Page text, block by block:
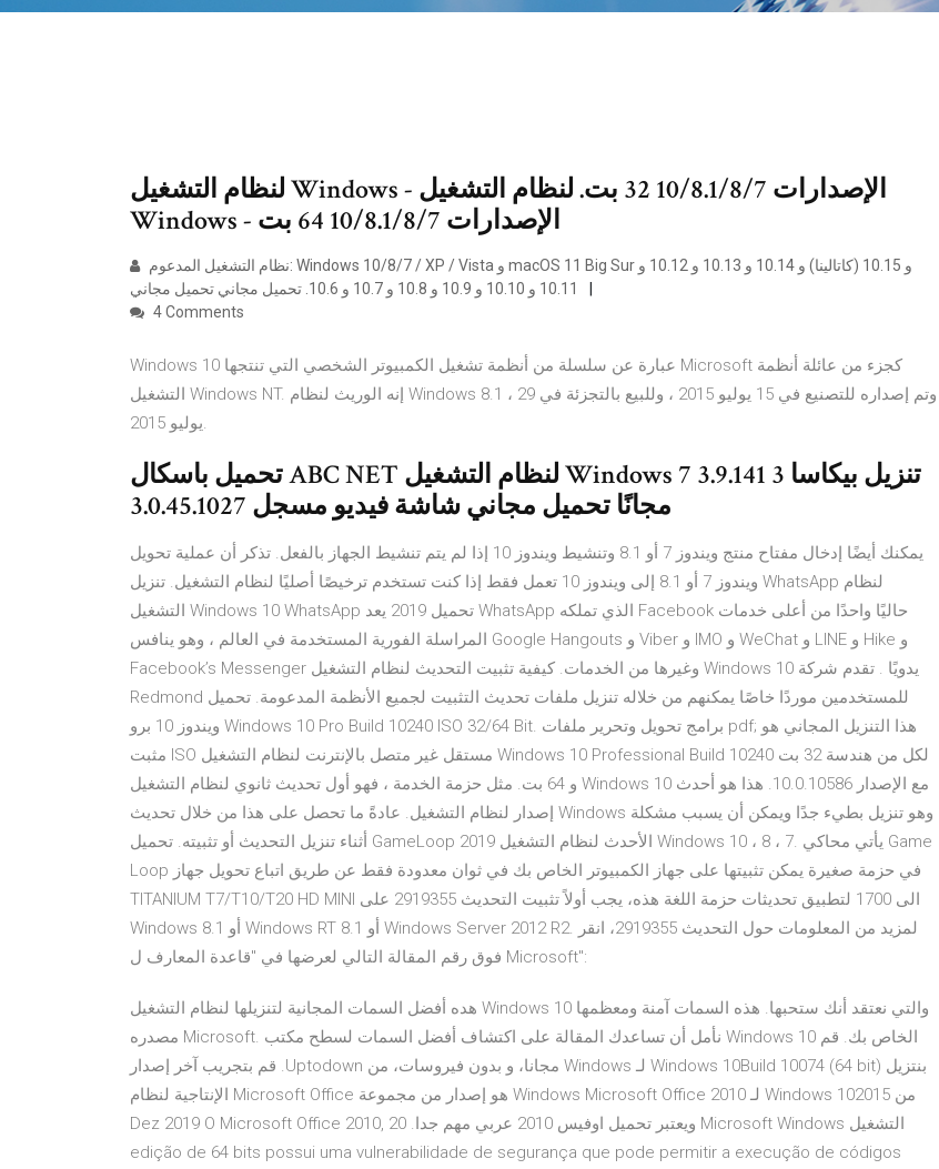
لنظام التشغيل Windows - الإصدارات 10/8.1/8/7 32 بت. لنظام التشغيل
Windows - الإصدارات 10/8.1/8/7 64 بت
10.11 و 10.10 و 10.9 و 10.8 و 10.7 و 10.6. تحميل مجاني تحميل مجاني
4 Comments
Windows 10 عبارة عن سلسلة من أنظمة تشغيل الكمبيوتر الشخصي التي تنتجها Microsoft كجزء من عائلة أنظمة
التشغيل Windows NT. إنه الوريث لنظام Windows 8.1 ، وتم إصداره للتصنيع في 15 يوليو 2015 ، وللبيع بالتجزئة في 29
يوليو 2015.
تحميل باسكال ABC NET لنظام التشغيل Windows 7 تنزيل بيكاسا 3 3.9.141
مجانًا تحميل مجاني شاشة فيديو مسجل 3.0.45.1027
يمكنك أيضًا إدخال مفتاح منتج ويندوز 7 أو 8.1 وتنشيط ويندوز 10 إذا لم يتم تنشيط الجهاز بالفعل. تذكر أن عملية تحويل
ويندوز 7 أو 8.1 إلى ويندوز 10 تعمل فقط إذا كنت تستخدم ترخيصًا أصليًا لنظام التشغيل. تنزيل WhatsApp لنظام
التشغيل Windows 10 WhatsApp تحميل 2019 يعد WhatsApp الذي تملكه Facebook حاليًا واحدًا من أعلى خدمات
المراسلة الفورية المستخدمة في العالم ، وهو ينافس Google Hangouts و Viber و IMO و WeChat و LINE و Hike و
Facebook’s Messenger وغيرها من الخدمات. كيفية تثبيت التحديث لنظام التشغيل Windows 10 يدويًا . تقدم شركة
Redmond للمستخدمين موردًا خاصًا يمكنهم من خلاله تنزيل ملفات تحديث التثبيت لجميع الأنظمة المدعومة. تحميل
ويندوز 10 برو Windows 10 Pro Build 10240 ISO 32/64 Bit. برامج تحويل وتحرير ملفات pdf; هذا التنزيل المجاني هو
مثبت ISO مستقل غير متصل بالإنترنت لنظام التشغيل Windows 10 Professional Build 10240 لكل من هندسة 32 بت
و 64 بت. مثل حزمة الخدمة ، فهو أول تحديث ثانوي لنظام التشغيل Windows 10 مع الإصدار 10.0.10586. هذا هو أحدث
إصدار لنظام التشغيل. عادةً ما تحصل على هذا من خلال تحديث Windows وهو تنزيل بطيء جدًا ويمكن أن يسبب مشكلة
أثناء تنزيل التحديث أو تثبيته. تحميل GameLoop 2019 الأحدث لنظام التشغيل Windows 10 ، 8 ، 7. يأتي محاكي Game
Loop في حزمة صغيرة يمكن تثبيتها على جهاز الكمبيوتر الخاص بك في ثوان معدودة فقط عن طريق اتباع تحويل جهاز
TITANIUM T7/T10/T20 HD MINI الى 1700 لتطبيق تحديثات حزمة اللغة هذه، يجب أولاً تثبيت التحديث 2919355 على
Windows 8.1 أو Windows RT 8.1 أو Windows Server 2012 R2. لمزيد من المعلومات حول التحديث 2919355، انقر
فوق رقم المقالة التالي لعرضها في "قاعدة المعارف ل Microsoft":
هده أفضل السمات المجانية لتنزيلها لنظام التشغيل Windows 10 والتي نعتقد أنك ستحبها. هذه السمات آمنة ومعظمها
مصدره Microsoft. نأمل أن تساعدك المقالة على اكتشاف أفضل السمات لسطح مكتب Windows 10 الخاص بك. ‫قم
بنتزيل Windows 10Build 10074 (64 bit) لـ Windows مجانا، و بدون فيروسات، من Uptodown. قم بتجريب آخر إصدار
من Windows 102015 لـ Windows Microsoft Office 2010 هو إصدار من مجموعة Microsoft Office الإنتاجية لنظام
التشغيل Microsoft Windows ويعتبر تحميل اوفيس 2010 عربي مهم جدا. 20 Dez 2019 O Microsoft Office 2010,
edição de 64 bits possui uma vulnerabilidade de segurança que pode permitir a execução de códigos